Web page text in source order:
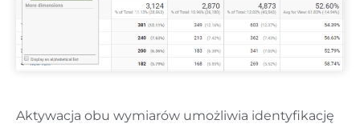
Aktywacja obu wymiarów umożliwia identyfikację